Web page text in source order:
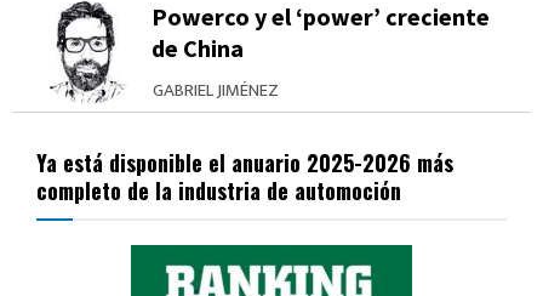
Powerco y el ‘power’ creciente
de China
GABRIEL JIMÉNEZ
Ya está disponible el anuario 2025-2026 más
completo de la industria de automoción